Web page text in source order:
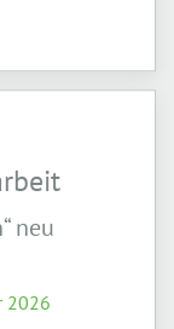
neu
2026